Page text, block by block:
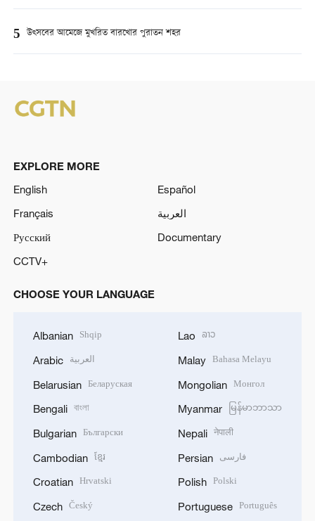
5 উত্সবের আমেজে মুখরিত বারখোর পুরাতন শহর
EXPLORE MORE
English
Español
Français
العربية
Русский
Documentary
CCTV+
CHOOSE YOUR LANGUAGE
Albanian Shqip
Arabic العربية
Belarusian Беларуская
Bengali বাংলা
Bulgarian Български
Cambodian ខ្មែរ
Croatian Hrvatski
Czech Český
Lao ລາວ
Malay Bahasa Melayu
Mongolian Монгол
Myanmar မြန်မာဘာသာ
Nepali नेपाली
Persian فارسی
Polish Polski
Portuguese Português